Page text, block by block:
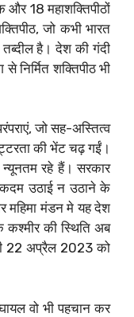
और 18 महाशक्तिपीठों
जो कभी भारत
है। देश की गंदी
निर्मित शक्तिपीठ भी
जो सह-अस्तित्व
की भेंट चढ़ गईं।
रहे हैं। सरकार
उठाई न उठाने के
महिमा मंडन मे यह देश
कश्मीर की स्थिति अब
22 अप्रैल 2023 को
वो भी पहचान कर